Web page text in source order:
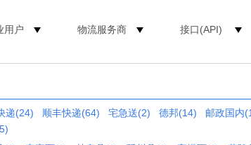
用户 物流服务商 接口(API)
递(24) 顺丰快递(64) 宅急送(2) 德邦(14)
邮政国内